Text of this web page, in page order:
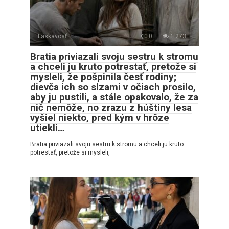
Láskavosť 0 1 273
Bratia priviazali svoju sestru k stromu
a chceli ju kruto potrestať, pretože si
mysleli, že pošpinila česť rodiny;
dievča ich so slzami v očiach prosilo,
aby ju pustili, a stále opakovalo, že za
nič nemôže, no zrazu z húštiny lesa
vyšiel niekto, pred kým v hrôze
utiekli…
Bratia priviazali svoju sestru k stromu a chceli ju kruto
potrestať, pretože si mysleli,